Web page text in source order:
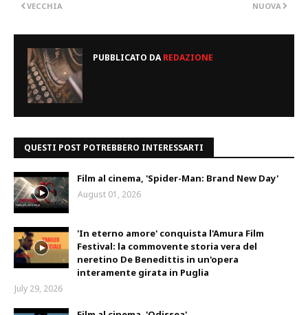
NUOVA
VECCHIA
PUBBLICATO DAREDAZIONE
QUESTI POST POTREBBERO INTERESSARTI
Film al cinema, 'Spider-Man: Brand New Day'
August 01, 2026
'In eterno amore' conquista l'Amura Film
Festival: la commovente storia vera del
neretino De Benedittis in un'opera
interamente girata in Puglia
July 29, 2026